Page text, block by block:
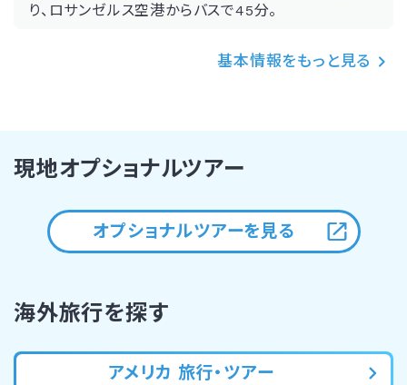
り、ロサンゼルス空港からバスで45分。
基本情報をもっと見る
現地オプショナルツアー
オプショナルツアーを見る
海外旅行を探す
アメリカ 旅行・ツアー